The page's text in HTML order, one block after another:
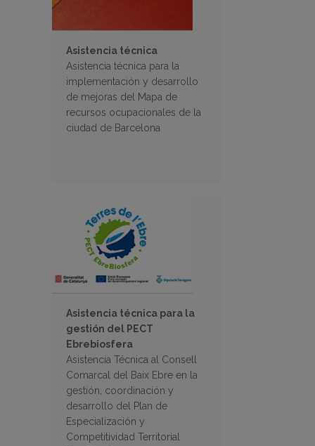
Asistencia técnica
Asistencia técnica para la
implementación y desarrollo
de mejoras del Mapa de
recursos ocupacionales de la
ciudad de Barcelona
Asistencia técnica para la
gestión del PECT
Ebrebiosfera
Asistencia Técnica al Consell
Comarcal del Baix Ebre en la
gestión, coordinación y
desarrollo del Plan de
Especialización y
Competitividad Territorial